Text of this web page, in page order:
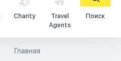
Charity
Travel
Agents
Поиск
Главная